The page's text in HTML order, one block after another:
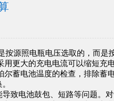
按源照电瓶电压选取的，而是
更大的充电电流可以缩短充
蓄电池温度的检查，排除蓄
致电池鼓包、短路等问题。